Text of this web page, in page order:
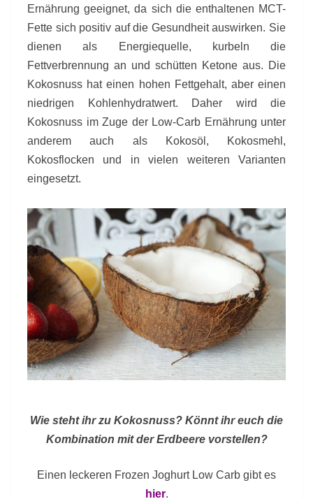
Ernährung geeignet, da sich die enthaltenen MCT-
Fette sich positiv auf die Gesundheit auswirken. Sie
dienen als Energiequelle, kurbeln die
Fettverbrennung an und schütten Ketone aus. Die
Kokosnuss hat einen hohen Fettgehalt, aber einen
niedrigen Kohlenhydratwert. Daher wird die
Kokosnuss im Zuge der Low-Carb Ernährung unter
anderem auch als Kokosöl, Kokosmehl,
Kokosflocken und in vielen weiteren Varianten
eingesetzt.
Wie steht ihr zu Kokosnuss? Könnt ihr euch die
Kombination mit der Erdbeere vorstellen?
Einen leckeren Frozen Joghurt Low Carb gibt es
hier.